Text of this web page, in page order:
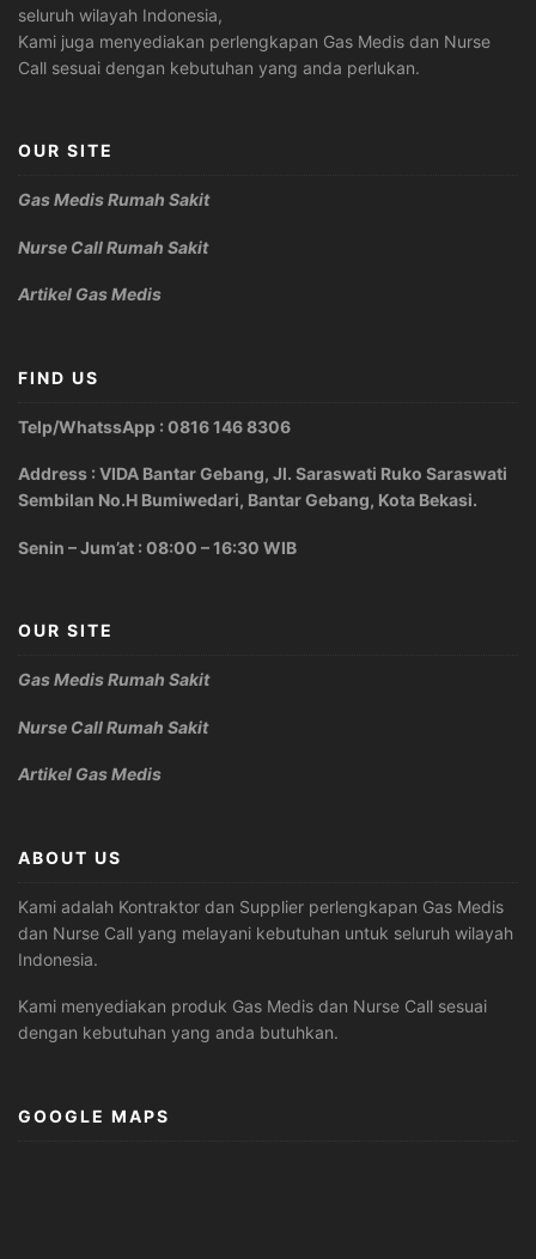
seluruh wilayah Indonesia,
Kami juga menyediakan perlengkapan Gas Medis dan Nurse
Call sesuai dengan kebutuhan yang anda perlukan.
OUR SITE
Gas Medis Rumah Sakit
Nurse Call Rumah Sakit
Artikel Gas Medis
FIND US
Telp/WhatssApp : 0816 146 8306
Address : VIDA Bantar Gebang, Jl. Saraswati Ruko Saraswati
Sembilan No.H Bumiwedari, Bantar Gebang, Kota Bekasi.
Senin – Jum’at : 08:00 – 16:30 WIB
OUR SITE
Gas Medis Rumah Sakit
Nurse Call Rumah Sakit
Artikel Gas Medis
ABOUT US
Kami adalah Kontraktor dan Supplier perlengkapan Gas Medis
dan Nurse Call yang melayani kebutuhan untuk seluruh wilayah
Indonesia.
Kami menyediakan produk Gas Medis dan Nurse Call sesuai
dengan kebutuhan yang anda butuhkan.
GOOGLE MAPS